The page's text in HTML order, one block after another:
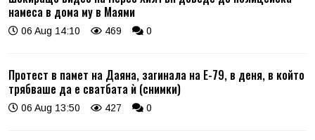
намеса в дома му в Маями
06 Aug 14:10 469 0
Протест в памет на Даяна, загинала на Е-79, в деня, в който
трябваше да е сватбата ѝ (снимки)
06 Aug 13:50 427 0